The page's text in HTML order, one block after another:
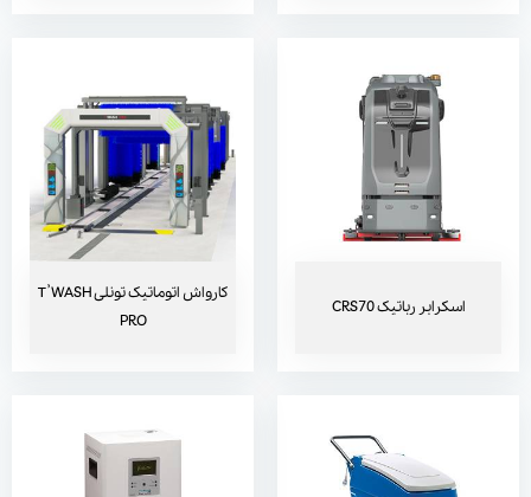
اسکرابر رباتیک CRS70
کارواش اتوماتیک تونلی T’WASH
PRO